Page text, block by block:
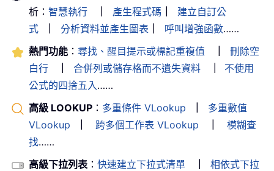
析： 智慧執行 產生程式碼
建立自訂公
式
分析資料並產生圖表 呼叫增強函數……
熱門功能 ： 尋找、醒目提示或標記重複值
刪除空
白行
合併列或儲存格而不遺失資料
不使用
公式的四捨五入 ……
高級 LOOKUP ： 多重條件 VLookup
多重數值
VLookup
跨多個工作表 VLookup
模糊查
找……
高級下拉列表 ： 快速建立下拉式清單
相依式下拉